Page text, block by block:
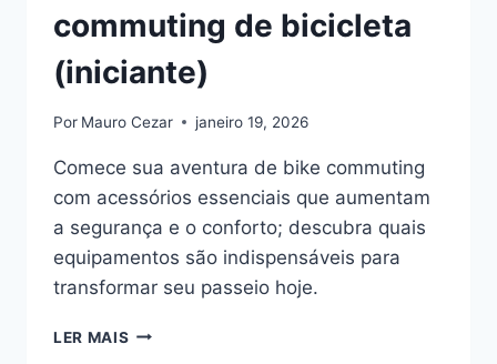
commuting de bicicleta
(iniciante)
Por Mauro Cezar janeiro 19, 2026
Comece sua aventura de bike commuting
com acessórios essenciais que aumentam
a segurança e o conforto; descubra quais
equipamentos são indispensáveis para
transformar seu passeio hoje.
LER MAIS GUIA